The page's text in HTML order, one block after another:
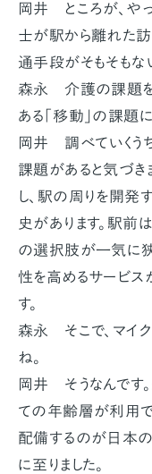
岡井 ところが、や
士が駅から離れた
通手段がそもそもな
森永 介護の課題を
ある「移動」の課題
岡井 調べていくう
課題があると気づき
し、駅の周りを開発
史があります。駅前
の選択肢が一気に
性を高めるサービス
す。
森永 そこで、マイ
ね。
岡井 そうなんです
ての年齢層が利用で
配備するのが日本
に至りました。